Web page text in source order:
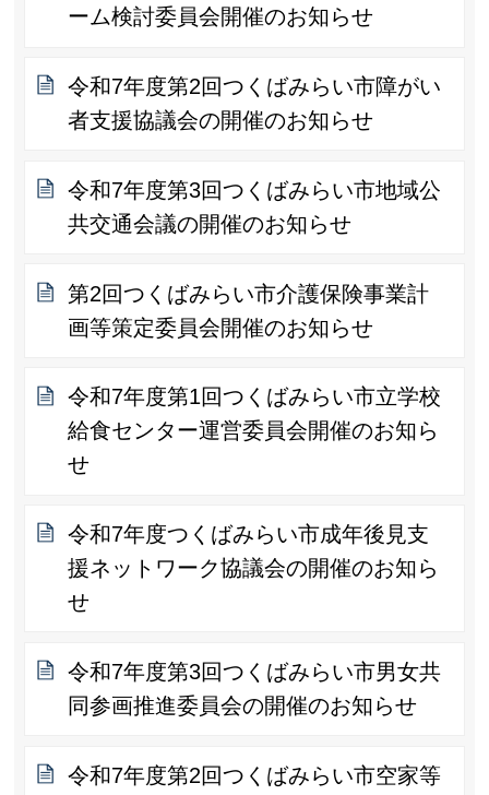
ーム検討委員会開催のお知らせ
令和7年度第2回つくばみらい市障がい
者支援協議会の開催のお知らせ
令和7年度第3回つくばみらい市地域公
共交通会議の開催のお知らせ
第2回つくばみらい市介護保険事業計
画等策定委員会開催のお知らせ
令和7年度第1回つくばみらい市立学校
給食センター運営委員会開催のお知ら
せ
令和7年度つくばみらい市成年後見支
援ネットワーク協議会の開催のお知ら
せ
令和7年度第3回つくばみらい市男女共
同参画推進委員会の開催のお知らせ
令和7年度第2回つくばみらい市空家等